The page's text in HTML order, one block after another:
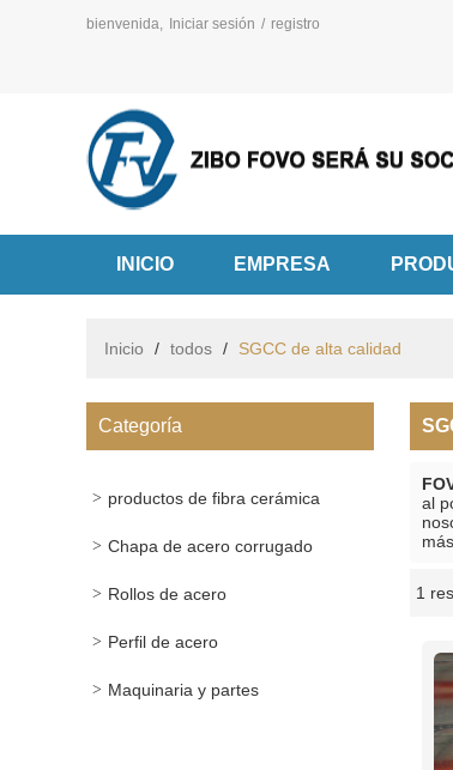
bienvenida, Iniciar sesión / registro
INICIO EMPRESA
Inicio / todos / SGCC de alta calidad
Categoría
productos de fibra cerámica
Chapa de acero corrugado
Rollos de acero
Perfil de acero
Maquinaria y partes
al
1